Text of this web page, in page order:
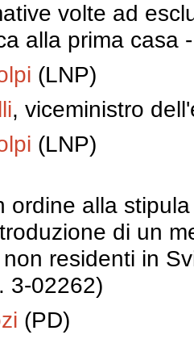
volte ad
alla prima casa
(LNP)
, viceministro
(LNP)
ordine alla
di un
residenti in
3-02262)
(PD)